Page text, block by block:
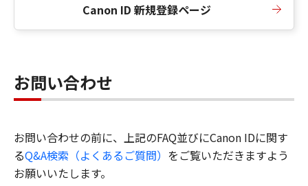
Canon ID 新規登録ページ
お問い合わせ
お問い合わせの前に、上記のFAQ並びにCanon IDに関す
るQ&A検索（よくあるご質問） をご覧いただきますよう
お願いいたします。